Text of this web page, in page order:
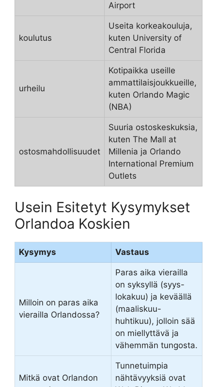
Airport
koulutus
Useita korkeakouluja,
kuten University of
Central Florida
urheilu
Kotipaikka useille
ammattilaisjoukkueille,
kuten Orlando Magic
(NBA)
ostosmahdollisuudet
Suuria ostoskeskuksia,
kuten The Mall at
Millenia ja Orlando
International Premium
Outlets
Usein Esitetyt Kysymykset
Orlandoa Koskien
Kysymys Vastaus
Milloin on paras aika
vierailla Orlandossa?
Paras aika vierailla
on syksyllä (syys-
lokakuu) ja keväällä
(maaliskuu-
huhtikuu), jolloin sää
on miellyttävä ja
vähemmän tungosta.
Mitkä ovat Orlandon
Tunnetuimpia
nähtävyyksiä ovat